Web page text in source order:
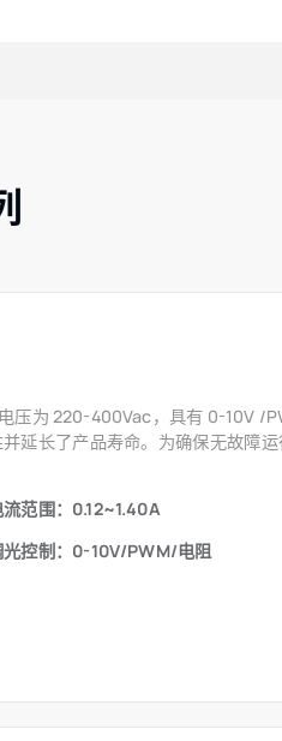
压为 220-400Vac，具有 0-10V /
延长了产品寿命。为确保无故障运
流范围：0.12~1.40A
光控制：0-10V/PWM/电阻